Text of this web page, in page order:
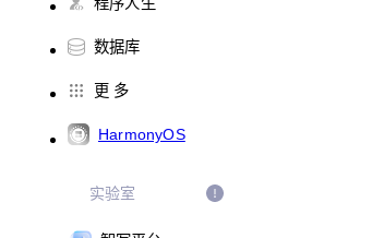
程序人生
数据库
更 多
HarmonyOS
实验室